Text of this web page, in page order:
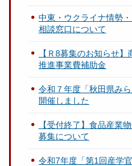
中東・ウクライナ情勢
相談窓口について
【Ｒ8募集のお知らせ
推進事業費補助金
令和７年度「秋田県み
開催しました
【受付終了】食品産業
募集について
令和7年度「第1回産学